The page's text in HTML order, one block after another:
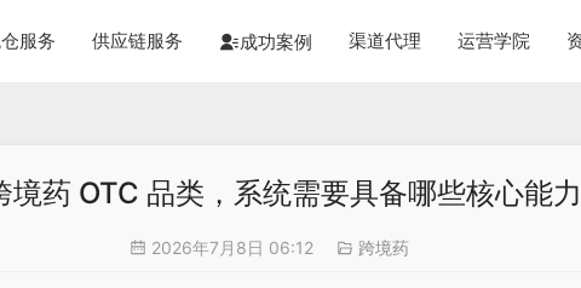
服务 供应链服务 成功案例 渠道代理 运营学院
境药 OTC 品类，系统需要具备哪些核心能力
2026年7月8日 06:12 跨境药